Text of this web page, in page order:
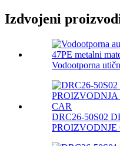
Izdvojeni
Vodootporna
DRC26-50S02
PROIZVODNJE